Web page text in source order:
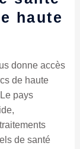
haute
donne accès
de haute
pays
de santé